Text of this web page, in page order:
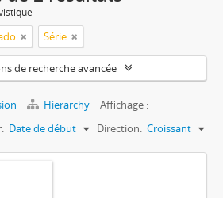
Série
de recherche avancée
Hierarchy
Affichage :
Date de début Direction: Croissant